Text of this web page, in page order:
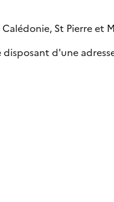
St Pierre et
d'une